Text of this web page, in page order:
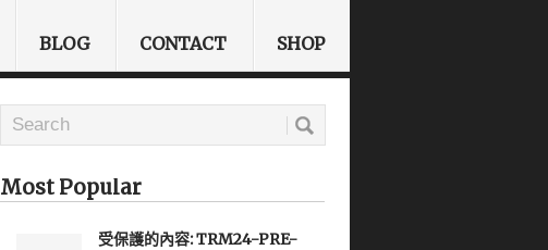
BLOG CONTACT SHOP
Most Popular
受保護的內容: TRM24-PRE-